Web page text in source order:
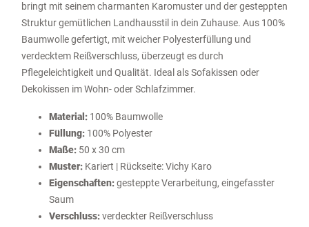
bringt mit seinem charmanten Karomuster und der gesteppten
Struktur gemütlichen Landhausstil in dein Zuhause. Aus 100%
Baumwolle gefertigt, mit weicher Polyesterfüllung und
verdecktem Reißverschluss, überzeugt es durch
Pflegeleichtigkeit und Qualität. Ideal als Sofakissen oder
Dekokissen im Wohn- oder Schlafzimmer.
Material: 100% Baumwolle
Füllung: 100% Polyester
Maße: 50 x 30 cm
Muster: Kariert | Rückseite: Vichy Karo
Eigenschaften:gesteppte Verarbeitung, eingefasster
Saum
Verschluss:verdeckter Reißverschluss